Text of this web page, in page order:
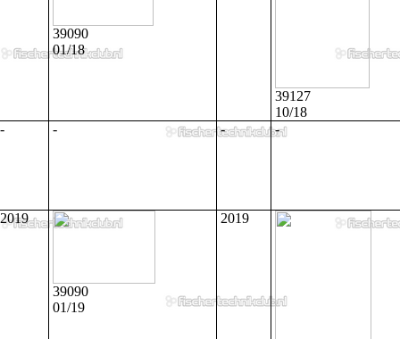
39090
01/18
39127
10/18
-
- - -
2019
39090
01/19
2019